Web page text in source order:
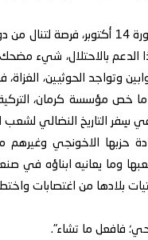
توكل في كلمتها التي وجدت ذكرى
الدعم بالاحتلال، شيء
وتواجد الحوثيين، الغزاة،
التاريخ النضالي لشعب
الاخونجي وغيرهم
وما يعانيه ابناؤه في
بلادها من اغتصابات
فافعل ما تشاء".